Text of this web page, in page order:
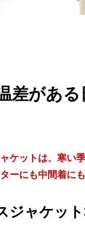
差があ
ケットは、寒い
ーにも中間着に
ジャケッ